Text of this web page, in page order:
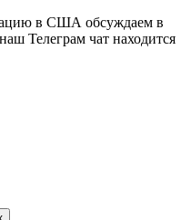
в США обсуждаем в
Телеграм чат находится